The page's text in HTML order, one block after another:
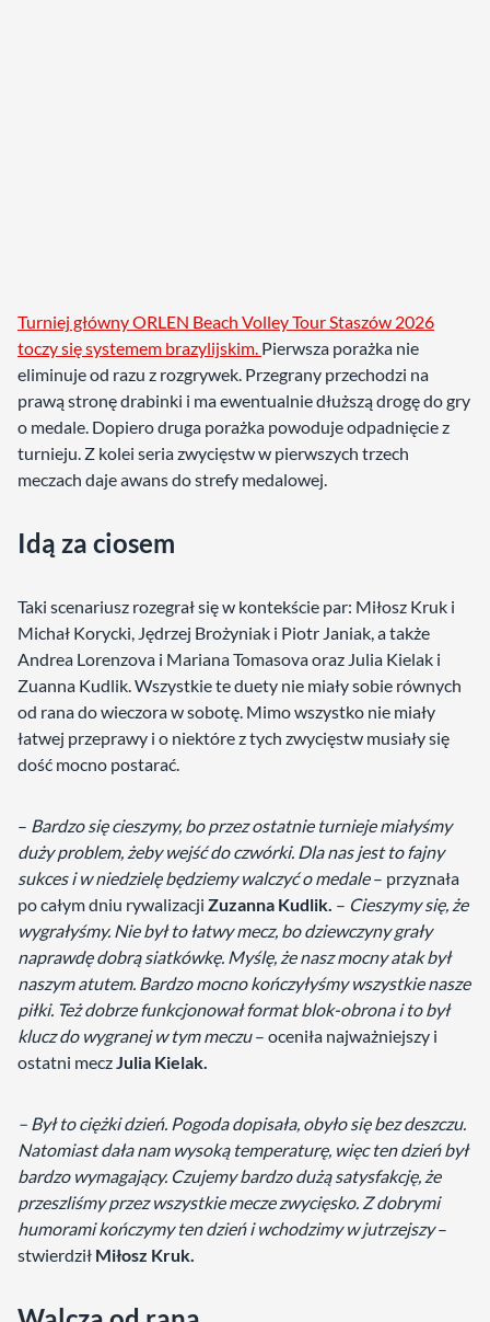
Turniej główny ORLEN Beach Volley Tour Staszów 2026
toczy się systemem brazylijskim. Pierwsza porażka nie
eliminuje od razu z rozgrywek. Przegrany przechodzi na
prawą stronę drabinki i ma ewentualnie dłuższą drogę do gry
o medale. Dopiero druga porażka powoduje odpadnięcie z
turnieju. Z kolei seria zwycięstw w pierwszych trzech
meczach daje awans do strefy medalowej.
Idą za ciosem
Taki scenariusz rozegrał się w kontekście par: Miłosz Kruk i
Michał Korycki, Jędrzej Brożyniak i Piotr Janiak, a także
Andrea Lorenzova i Mariana Tomasova oraz Julia Kielak i
Zuanna Kudlik. Wszystkie te duety nie miały sobie równych
od rana do wieczora w sobotę. Mimo wszystko nie miały
łatwej przeprawy i o niektóre z tych zwycięstw musiały się
dość mocno postarać.
– Bardzo się cieszymy, bo przez ostatnie turnieje miałyśmy
duży problem, żeby wejść do czwórki. Dla nas jest to fajny
sukces i w niedzielę będziemy walczyć o medale– przyznała
po całym dniu rywalizacji Zuzanna Kudlik. – Cieszymy się, że
wygrałyśmy. Nie był to łatwy mecz, bo dziewczyny grały
naprawdę dobrą siatkówkę. Myślę, że nasz mocny atak był
naszym atutem. Bardzo mocno kończyłyśmy wszystkie nasze
piłki. Też dobrze funkcjonował format blok-obrona i to był
klucz do wygranej w tym meczu– oceniła najważniejszy i
ostatni meczJulia Kielak.
– Był to ciężki dzień. Pogoda dopisała, obyło się bez deszczu.
Natomiast dała nam wysoką temperaturę, więc ten dzień był
bardzo wymagający. Czujemy bardzo dużą satysfakcję, że
przeszliśmy przez wszystkie mecze zwycięsko. Z dobrymi
humorami kończymy ten dzień i wchodzimy w jutrzejszy–
stwierdził Miłosz Kruk.